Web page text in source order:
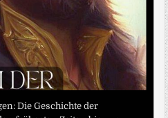
Die Geschichte der